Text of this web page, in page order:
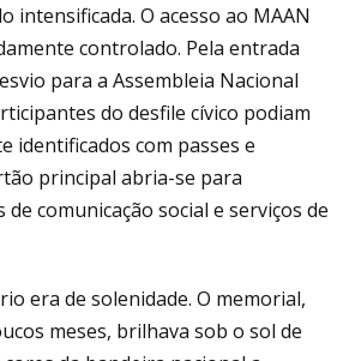
intensificada. O acesso ao MAAN
controlado. Pela entrada
para a Assembleia Nacional
do desfile cívico podiam
identificados com passes e
principal abria-se para
comunicação social e serviços de
era de solenidade. O memorial,
meses, brilhava sob o sol de